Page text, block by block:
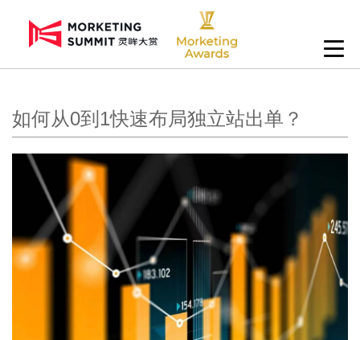
如何从0到1快速布局独立站出单？